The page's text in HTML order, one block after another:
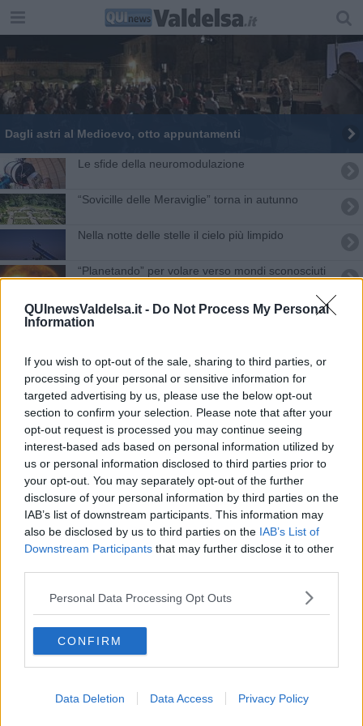
QUInewsValdelsa.it - Do Not Process My Personal
Information
If you wish to opt-out of the sale, sharing to third parties, or
processing of your personal or sensitive information for
targeted advertising by us, please use the below opt-out
section to confirm your selection. Please note that after your
opt-out request is processed you may continue seeing
interest-based ads based on personal information utilized by
us or personal information disclosed to third parties prior to
your opt-out. You may separately opt-out of the further
disclosure of your personal information by third parties on the
IAB’s list of downstream participants. This information may
also be disclosed by us to third parties on the IAB’s List of
Downstream Participants that may further disclose it to other
Personal Data Processing Opt Outs
CONFIRM
Data Deletion Data Access Privacy Policy
Dagli astri al Medioevo, otto appuntamenti
Le sfide della neuromodulazione
“Sovicille delle Meraviglie” torna in autunno
Nella notte delle stelle il cielo più limpido
“Planetando” per volare verso mondi sconosciuti
Stelle di Natale a Castello
I primi dieci anni dell'osservatorio del Chianti
A Montarrenti intercettato un raggio gamma
La poesia tra le stelle dell'Osservatorio
Per l'Immacolata il borgo accende le luminarie
Si torna a rivedere le stelle a Montarrenti
I miti e le stelle a Dometaia
"1,2,3... scienza!" torna al Volta
Tedx Colle, ecco il programma
Gli studenti diventano attori per l'ambiente